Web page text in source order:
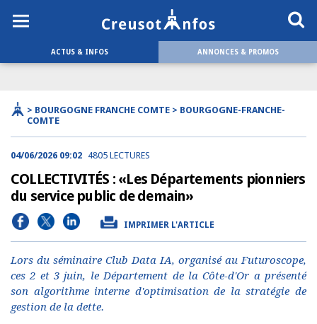
ACTUS & INFOS ANNONCES & PROMOS
> BOURGOGNE FRANCHE COMTE > BOURGOGNE-FRANCHE-
COMTE
04/06/2026 09:02 4805 LECTURES
COLLECTIVITÉS : «Les Départements pionniers
du service public de demain»
IMPRIMER L'ARTICLE
Lors du séminaire Club Data IA, organisé au Futuroscope,
ces 2 et 3 juin, le Département de la Côte-d'Or a présenté
son algorithme interne d'optimisation de la stratégie de
gestion de la dette.